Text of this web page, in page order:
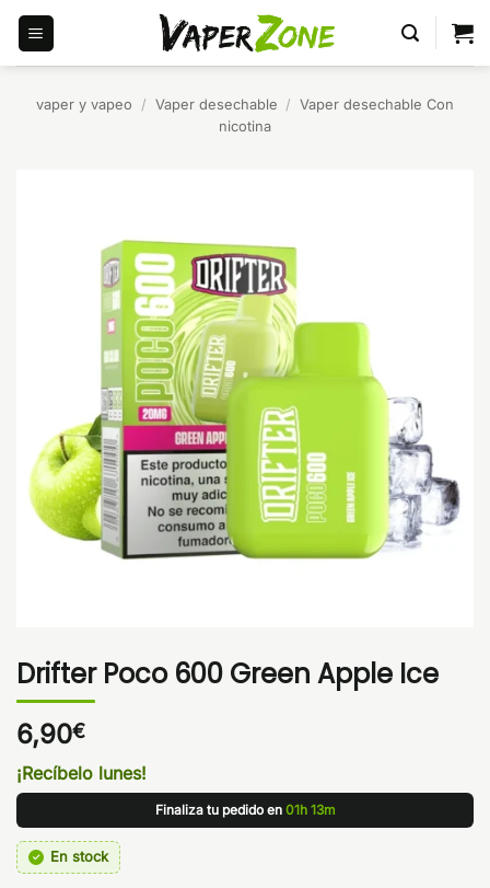
Saltar
contenido
vaper y vapeo / Vaper desechable / Vaper desechable Con
nicotina
Drifter Poco 600 Green Apple Ice
6,90€
¡Recíbelo lunes!
Finaliza tu pedido en 01h 13m
En stock